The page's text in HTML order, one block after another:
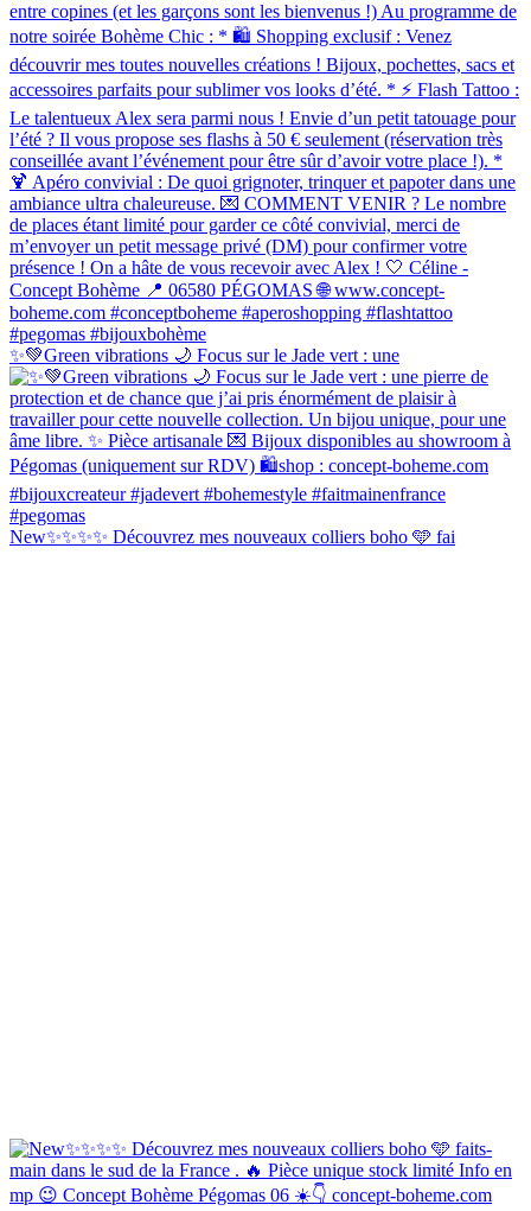
✨💚Green vibrations 🌙 Focus sur le Jade vert : une
New✨✨✨✨ Découvrez mes nouveaux colliers boho 🩵 fai